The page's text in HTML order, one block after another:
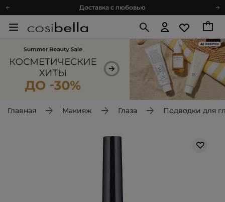
Доставка с любовью
Подарочные карты
Спроси косметолога
Познакомимся?
Доставка с любовью
Блог
Главная Макияж Глаза Подводки для